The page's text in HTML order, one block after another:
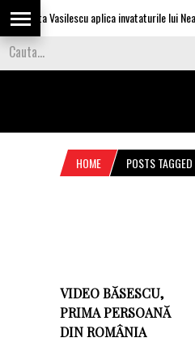
Olguta Vasilescu aplica invataturile lui
HOME POSTS
VIDEO BĂSESCU,
PRIMA PERSOANĂ
DIN ROMÂNIA